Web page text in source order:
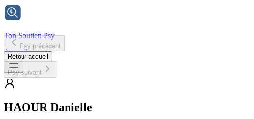
Ton Soutien Psy
Accueil
Psy précédent
Retour accueil
Psy suivant
HAOUR Danielle